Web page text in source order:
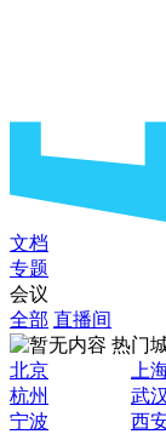
文档
专题
会议
全部 直播间
热门
北京
上
杭州
武汉
宁波
西